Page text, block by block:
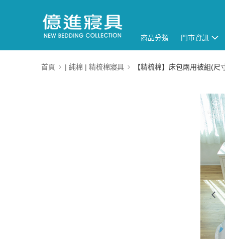
商品分類 門市資訊
首頁 | 純棉 | 精梳棉寢具 【精梳棉】床包兩用被組(尺